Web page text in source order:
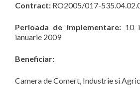
Contract: RO2005/017-
Perioada de implementare:10
ianuarie 2009
Beneficiar:
Camera de Comert, Industrie si